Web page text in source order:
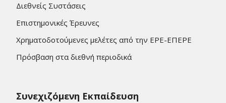
Διεθνείς Συστάσεις
Επιστημονικές Έρευνες
Χρηματοδοτούμενες μελέτες από την ΕΡΕ-ΕΠΕΡΕ
Πρόσβαση στα διεθνή περιοδικά
Συνεχιζόμενη Εκπαίδευση